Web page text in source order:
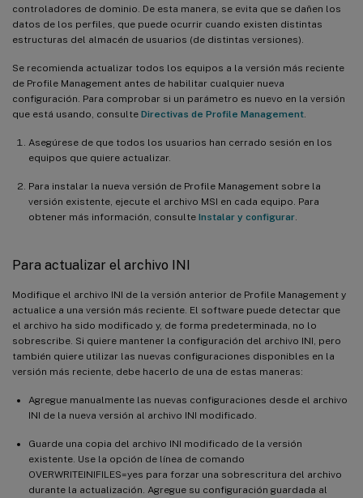
controladores de dominio. De esta manera, se evita que se dañen los
datos de los perfiles, que puede ocurrir cuando existen distintas
estructuras del almacén de usuarios (de distintas versiones).
Se recomienda actualizar todos los equipos a la versión más reciente
de Profile Management antes de habilitar cualquier nueva
configuración. Para comprobar si un parámetro es nuevo en la versión
que está usando, consulte Directivas de Profile Management
Asegúrese de que todos los usuarios han cerrado sesión en los
equipos que quiere actualizar.
Para instalar la nueva versión de Profile Management sobre la
versión existente, ejecute el archivo MSI en cada equipo. Para
obtener más información, consulte Instalar y configurar
Para actualizar el archivo INI
Modifique el archivo INI de la versión anterior de Profile Management y
actualice a una versión más reciente. El software puede detectar que
el archivo ha sido modificado y, de forma predeterminada, no lo
sobrescribe. Si quiere mantener la configuración del archivo INI, pero
también quiere utilizar las nuevas configuraciones disponibles en la
versión más reciente, debe hacerlo de una de estas maneras:
Agregue manualmente las nuevas configuraciones desde el archivo
INI de la nueva versión al archivo INI modificado.
Guarde una copia del archivo INI modificado de la versión
existente. Use la opción de línea de comando
OVERWRITEINIFILES=yes para forzar una sobrescritura del archivo
durante la actualización. Agregue su configuración guardada al